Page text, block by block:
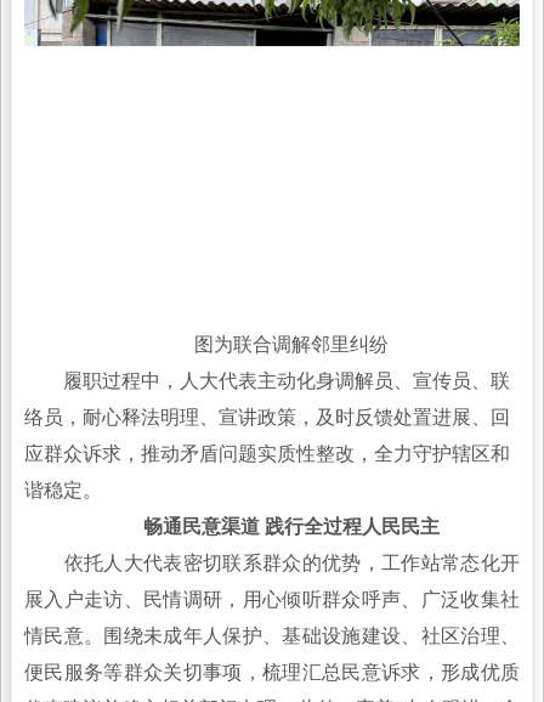
图为联合调解邻里纠纷
履职过程中，人大代表主动化身调解员、宣传员、联
络员，耐心释法明理、宣讲政策，及时反馈处置进展、回
应群众诉求，推动矛盾问题实质性整改，全力守护辖区和
谐稳定。
畅通民意渠道 践行全过程人民民主
依托人大代表密切联系群众的优势，工作站常态化开
展入户走访、民情调研，用心倾听群众呼声、广泛收集社
情民意。围绕未成年人保护、基础设施建设、社区治理、
便民服务等群众关切事项，梳理汇总民意诉求，形成优质